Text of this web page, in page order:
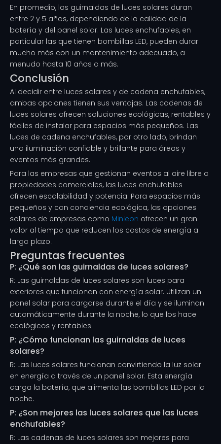
En promedio, las guirnaldas de luces solares duran
entre 2 y 5 años, dependiendo de la calidad de la
batería y del panel solar. Las luces enchufables, en
particular las que tienen bombillas LED, pueden durar
mucho más con un mantenimiento adecuado, a
menudo hasta 10 años o más.
Conclusión
Al decidir entre luces solares y de cadena enchufables,
ambas opciones tienen sus ventajas. Las cadenas de
luces solares ofrecen soluciones ecológicas, rentables y
fáciles de instalar para espacios más pequeños. Las
luces de cadena enchufables, por otro lado, brindan
una iluminación confiable y brillante para áreas y
eventos más grandes.
Para las empresas que gestionan eventos al aire libre o
propiedades comerciales, las luces enchufables
ofrecen escalabilidad y potencia. Para espacios más
pequeños y con conciencia ecológica, las opciones
solares de empresas como Minleon ofrecen un gran
valor al tiempo que reducen los costos de energía a
largo plazo.
Preguntas frecuentes
P: ¿Qué son las guirnaldas de luces solares?
R: Las guirnaldas de luces solares son luces para
exteriores que funcionan con energía solar. Utilizan un
panel solar para cargarse durante el día y se iluminan
automáticamente durante la noche, lo que los hace
ecológicos y rentables.
P: ¿Cómo funcionan las guirnaldas de luces
solares?
R: Las luces solares funcionan convirtiendo la luz solar
en energía a través de un panel solar. Esta energía
carga la batería, que alimenta las bombillas LED por la
noche.
P: ¿Son mejores las luces solares que las luces
enchufables?
R: Las cadenas de luces solares son mejores para